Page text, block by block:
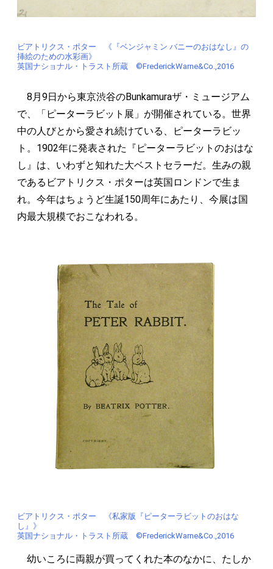
ビアトリクス・ポター 《『ベンジャミン バニーのおはなし』の
挿絵のための水彩画》
英国ナショナル・トラスト所蔵 ©FrederickWarne&Co.,2016
8月9日から東京渋谷のBunkamuraザ・ミュージアム
で、「ピーターラビット展」が開催されている。世界
中の人びとから愛され続けている、ピーターラビッ
ト。1902年に発表された『ピーターラビットのおはな
し』は、いわずと知れた大ベストセラーだ。生みの親
であるビアトリクス・ポターは英国ロンドンで生ま
れ。今年はちょうど生誕150周年にあたり、今展は国
内最大規模でおこなわれる。
ビアトリクス・ポター 《私家版『ピーターラビットのおはな
し』》
英国ナショナル・トラスト所蔵 ©FrederickWarne&Co.,2016
幼いころに両親が買ってくれた本のなかに、たしか